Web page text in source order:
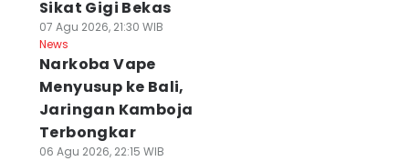
Sikat Gigi Bekas
07 Agu 2026, 21:30 WIB
News
Narkoba Vape
Menyusup ke Bali,
Jaringan Kamboja
Terbongkar
06 Agu 2026, 22:15 WIB